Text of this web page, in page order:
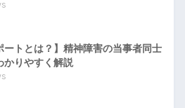
ートとは？】精神障害の当事者同士
かりやすく解説